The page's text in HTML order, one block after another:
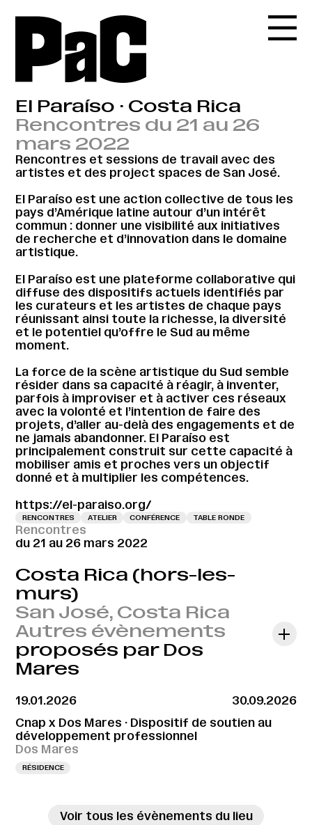
El Paraíso · Costa Rica
Rencontres du 21 au 26
mars 2022
Rencontres et sessions de travail avec des
artistes et des project spaces de San José.
El Paraíso est une action collective de tous les
pays d’Amérique latine autour d’un intérêt
commun : donner une visibilité aux initiatives
de recherche et d’innovation dans le domaine
artistique.
El Paraíso est une plateforme collaborative qui
diffuse des dispositifs actuels identifiés par
les curateurs et les artistes de chaque pays
réunissant ainsi toute la richesse, la diversité
et le potentiel qu’offre le Sud au même
moment.
La force de la scène artistique du Sud semble
résider dans sa capacité à réagir, à inventer,
parfois à improviser et à activer ces réseaux
avec la volonté et l’intention de faire des
projets, d’aller au-delà des engagements et de
ne jamais abandonner. El Paraíso est
principalement construit sur cette capacité à
mobiliser amis et proches vers un objectif
donné et à multiplier les compétences.
https://el-paraiso.org/
RENCONTRES ATELIER CONFÉRENCE TABLE RONDE
Rencontres
du 21 au 26 mars 2022
Costa Rica (hors-les-
murs)
San José, Costa Rica
Autres évènements
proposés par Dos
Mares
19.01.2026
30.09.2026
Cnap x Dos Mares · Dispositif de soutien au
développement professionnel
Dos Mares
RÉSIDENCE
Voir tous les évènements du lieu